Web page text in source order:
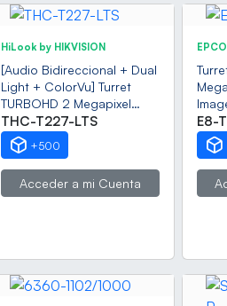
HiLook by HIKVISION
[Audio Bidireccional + Dual
Light + ColorVu] Turret
TURBOHD 2 Megapixel
(1080p) / Lente 2.8 mm /
40 mts IR EXIR + 40 mts
Luz Blanca / Micrófono y
Bocina Integrado / Exterior
IP67 / dWDR
THC-T227-LTS
+500
Acceder a mi Cuenta
20
E8-